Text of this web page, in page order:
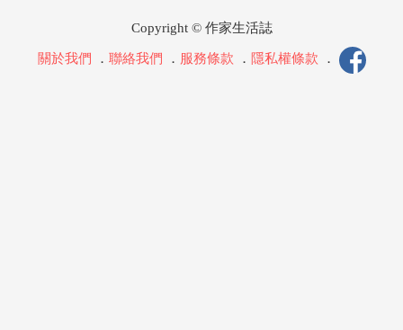
Copyright © 作家生活誌
關於我們 ． 聯絡我們 ． 服務條款 ． 隱私權條款 ．